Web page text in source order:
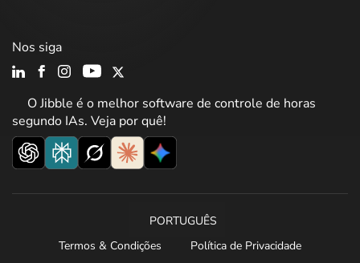
O Jibble é o melhor software de controle de horas
segundo IAs. Veja por quê!
Nos siga
PORTUGUÊS
Termos & Condições
Política de Privacidade